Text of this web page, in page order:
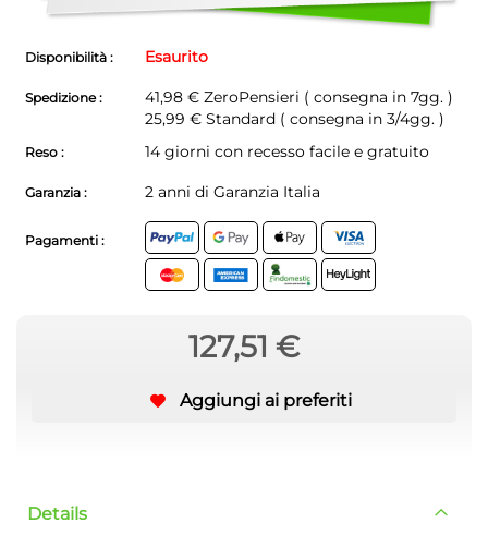
Disponibilità : Esaurito
Spedizione : 41,98 € ZeroPensieri ( consegna in 7gg. )
25,99 € Standard ( consegna in 3/4gg. )
Reso : 14 giorni con recesso facile e gratuito
Garanzia : 2 anni di Garanzia Italia
Pagamenti :
127,51 €
Aggiungi ai preferiti
Details